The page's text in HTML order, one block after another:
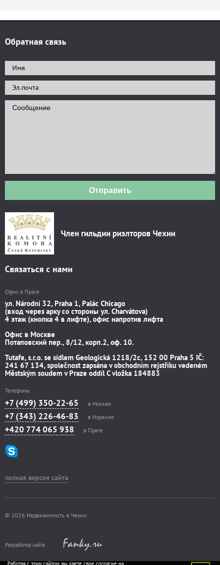
Обратная связь
Отправить
Член гильдии риэлторов Чехии
Связаться с нами
Офис в Праге
ул. Národní 32, Praha 1, Palác Chicago
(вход через арку со стороны ул. Charvátova)
4 этаж (кнопка 4 в лифте), офис напротив лифта
Офис в Москве
Потаповский пер., 8/12, корп.2, оф. 10.
Tutafe, s.r.o. se sídlem Geologická 1218/2c, 152 00 Praha 5 IČ:
241 67 134, společnost zapsána v obchodním rejstříku vedeném
Městským soudem v Praze oddíl C vložka 184883
Телефоны
+7 (499) 350-22-65 в Москве
+7 (343) 226-46-83 в Израиле
+420 774 065 938 в Праге
полная версия сайта
© 2026 Недвижимость в Чехии.
Разработка сайта
Работая с этим сайтом, вы даете свое согласие на